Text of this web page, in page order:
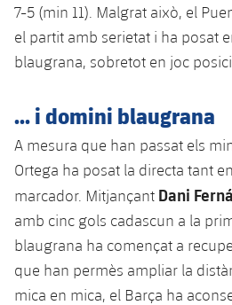
La Masia
Serveis Mèdics
Accessibilitat
Acreditacions
7-5 (min 11). Malgrat això, el
el partit amb serietat i ha posat
blaugrana, sobretot en joc
... i domini blaugrana
A mesura que han passat els
Ortega ha posat la directa tant
marcador. Mitjançant Dani
amb cinc gols cadascun a la
blaugrana ha començat a
que han permès ampliar la
mica en mica, el Barça ha